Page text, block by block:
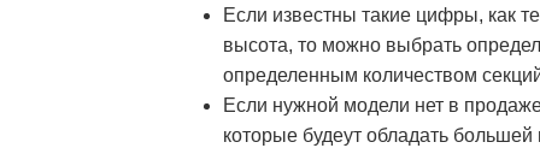
Если известны такие цифры, как
высота, то можно выбрать
определенным количеством
Если нужной модели нет в
которые будеут обладать